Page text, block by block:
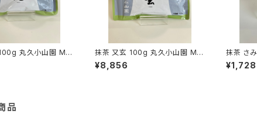
丸久小山園 MA
抹茶 又玄 100g 丸久小山園 MA
TCHA YUGEN
¥8,856
抹茶 さ
¥1,728
品